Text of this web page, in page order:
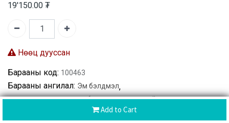
Add to Cart
19'150.00 ₮
Нөөц дууссан
Барааны код: 100463
Барааны ангилал: Эм бэлдмэл,
Өвдөлт намдаах, халуун бууруулах, үрэвслийн эсрэг
,